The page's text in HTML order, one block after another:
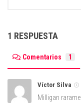
1 RESPUESTA
Comentarios 1
Víctor Silva
Milligan